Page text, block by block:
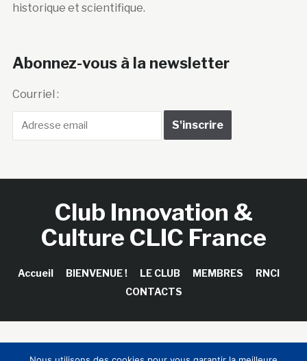
historique et scientifique.
Abonnez-vous à la newsletter
Courriel :
Club Innovation &
Culture CLIC France
Accueil BIENVENUE ! LE CLUB MEMBRES
RNCI
CONTACTS